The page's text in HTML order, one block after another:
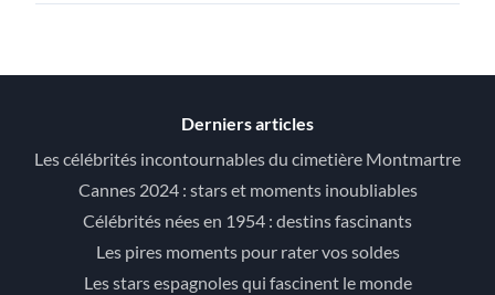
Derniers articles
Les célébrités incontournables du cimetière Montmartre
Cannes 2024 : stars et moments inoubliables
Célébrités nées en 1954 : destins fascinants
Les pires moments pour rater vos soldes
Les stars espagnoles qui fascinent le monde